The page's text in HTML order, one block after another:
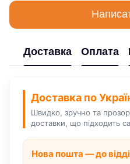
Доставка Оплата
Доставка по
Швидко, зручно та
доставки, що підходить
Нова пошта — до